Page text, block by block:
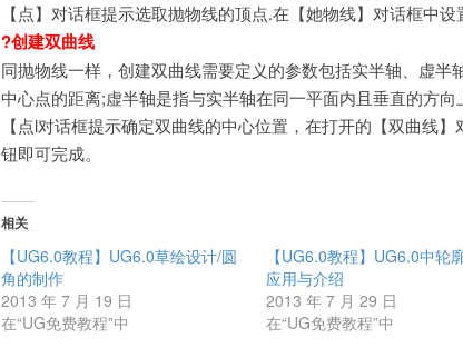
【点】对话框提示选取抛物线的顶点.在【她物线】对话框中
?创建双曲线
同抛物线一样，创建双曲线需要定义的参数包括实半轴、虚
中心点的距离;虚半轴是指与实半轴在同一平面内且垂直的方
【点l对话框提示确定双曲线的中心位置，在打开的【双曲线
钮即可完成。
相关
【UG6.0教程】UG6.0草绘设计/圆
角的制作
2013 年 7 月 19 日
在“UG免费教程”中
【UG6.0教程】UG6.0中轮
应用与介绍
2013 年 7 月 29 日
在“UG免费教程”中